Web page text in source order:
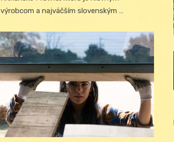
výrobcom a najväčším slovenským …